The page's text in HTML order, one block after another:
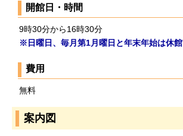
開館日・時間
9時30分から16時30分
※日曜日、毎月第1月曜日と年末年始は休館
費用
無料
案内図